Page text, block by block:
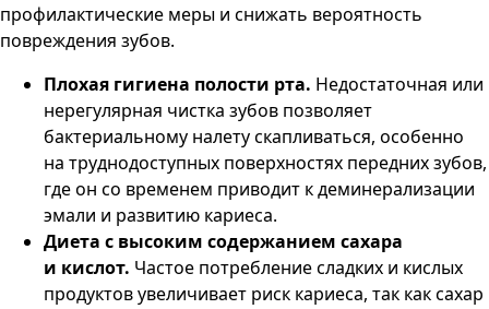
профилактические меры и снижать вероятность
повреждения зубов.
Плохая гигиена полости рта. Недостаточная или
нерегулярная чистка зубов позволяет
бактериальному налету скапливаться, особенно
на труднодоступных поверхностях передних зубов,
где он со временем приводит к деминерализации
эмали и развитию кариеса.
Диета с высоким содержанием сахара
и кислот. Частое потребление сладких и кислых
продуктов увеличивает риск кариеса, так как сахар